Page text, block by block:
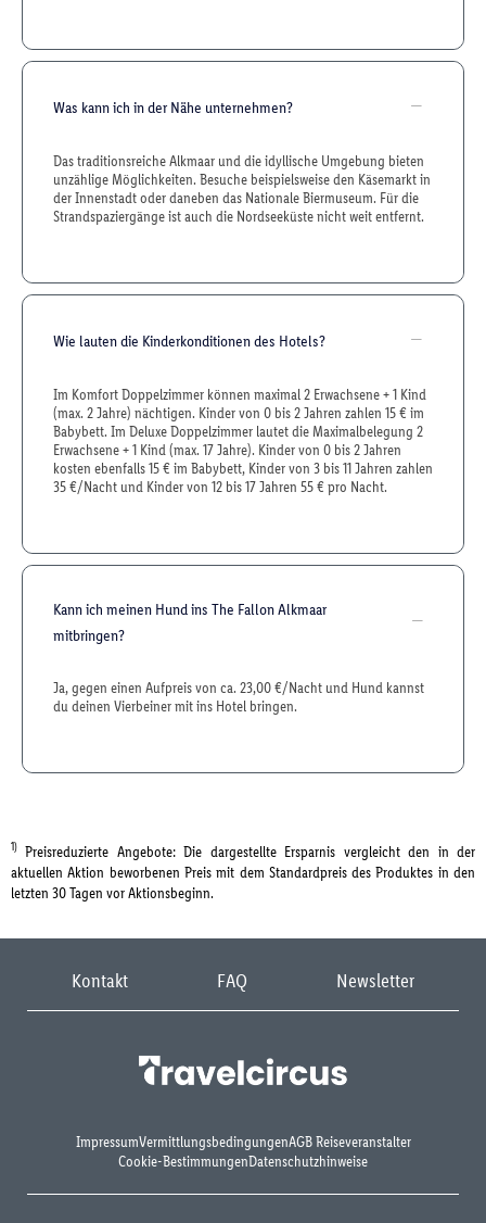
Was kann ich in der Nähe unternehmen?
Das traditionsreiche Alkmaar und die idyllische Umgebung bieten
unzählige Möglichkeiten. Besuche beispielsweise den Käsemarkt in
der Innenstadt oder daneben das Nationale Biermuseum. Für die
Strandspaziergänge ist auch die Nordseeküste nicht weit entfernt.
Wie lauten die Kinderkonditionen des Hotels?
Im Komfort Doppelzimmer können maximal 2 Erwachsene + 1 Kind
(max. 2 Jahre) nächtigen. Kinder von 0 bis 2 Jahren zahlen 15 € im
Babybett. Im Deluxe Doppelzimmer lautet die Maximalbelegung 2
Erwachsene + 1 Kind (max. 17 Jahre). Kinder von 0 bis 2 Jahren
kosten ebenfalls 15 € im Babybett, Kinder von 3 bis 11 Jahren zahlen
35 €/Nacht und Kinder von 12 bis 17 Jahren 55 € pro Nacht.
Kann ich meinen Hund ins The Fallon Alkmaar
mitbringen?
Ja, gegen einen Aufpreis von ca. 23,00 €/Nacht und Hund kannst
du deinen Vierbeiner mit ins Hotel bringen.
1) Preisreduzierte Angebote: Die dargestellte Ersparnis vergleicht den in der
aktuellen Aktion beworbenen Preis mit dem Standardpreis des Produktes in den
letzten 30 Tagen vor Aktionsbeginn.
Kontakt FAQ Newsletter
ImpressumVermittlungsbedingungenAGB Reiseveranstalter
Cookie-BestimmungenDatenschutzhinweise